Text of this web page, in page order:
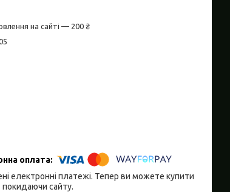
на сайті — 200 ₴
електронні платежі. Тепер ви можете купити
сайту.